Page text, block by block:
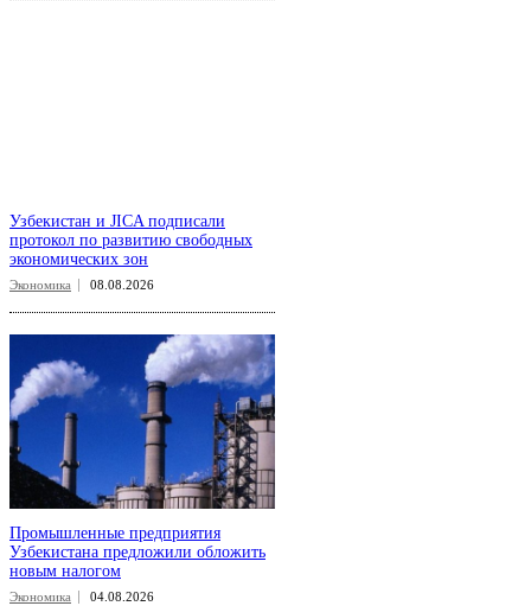
Узбекистан и JICA подписали
протокол по развитию свободных
экономических зон
Экономика 08.08.2026
Промышленные предприятия
Узбекистана предложили обложить
новым налогом
Экономика 04.08.2026